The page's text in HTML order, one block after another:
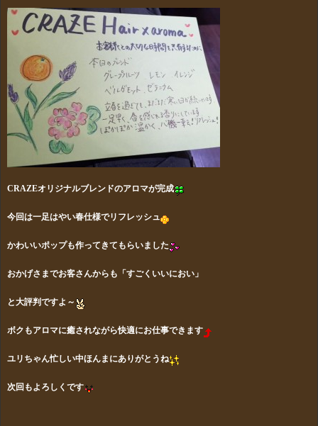
CRAZEオリジナルブレンドのアロマが完成
今回は一足はやい春仕様でリフレッシュ
かわいいポップも作ってきてもらいました
おかげさまでお客さんからも「すごくいいにおい」
と大評判ですよ～
ボクもアロマに癒されながら快適にお仕事できます
ユリちゃん忙しい中ほんまにありがとうね
次回もよろしくです